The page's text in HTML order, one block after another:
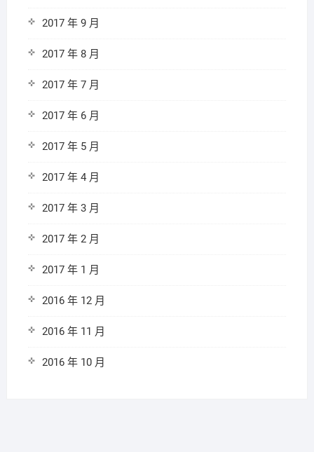
2017 年 9 月
2017 年 8 月
2017 年 7 月
2017 年 6 月
2017 年 5 月
2017 年 4 月
2017 年 3 月
2017 年 2 月
2017 年 1 月
2016 年 12 月
2016 年 11 月
2016 年 10 月